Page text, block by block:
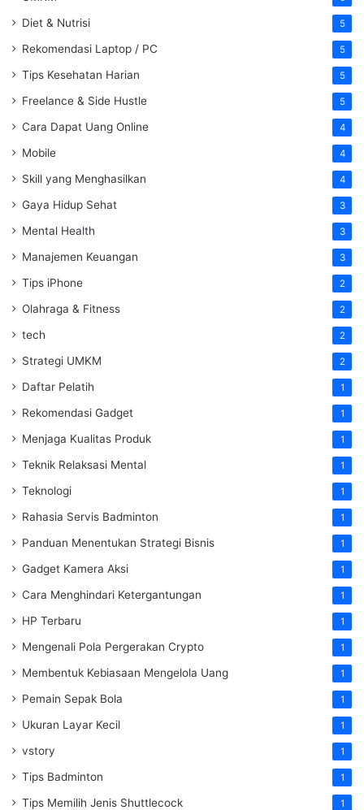
Diet & Nutrisi 5
Rekomendasi Laptop / PC 5
Tips Kesehatan Harian 5
Freelance & Side Hustle 5
Cara Dapat Uang Online 4
Mobile 4
Skill yang Menghasilkan 4
Gaya Hidup Sehat 3
Mental Health 3
Manajemen Keuangan 3
Tips iPhone 2
Olahraga & Fitness 2
tech 2
Strategi UMKM 2
Daftar Pelatih 1
Rekomendasi Gadget 1
Menjaga Kualitas Produk 1
Teknik Relaksasi Mental 1
Teknologi 1
Rahasia Servis Badminton 1
Panduan Menentukan Strategi Bisnis 1
Gadget Kamera Aksi 1
Cara Menghindari Ketergantungan 1
HP Terbaru 1
Mengenali Pola Pergerakan Crypto 1
Membentuk Kebiasaan Mengelola Uang 1
Pemain Sepak Bola 1
Ukuran Layar Kecil 1
vstory 1
Tips Badminton 1
Tips Memilih Jenis Shuttlecock 1